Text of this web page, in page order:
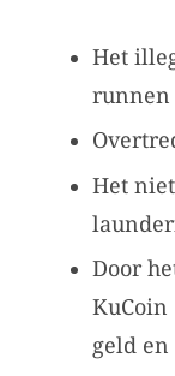
Het
runnen
Het
Door
KuCoin
geld